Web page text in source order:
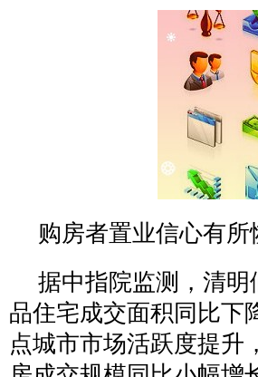
购房者置业信心有所
据中指院监测，清
品住宅成交面积同比下
点城市市场活跃度提升